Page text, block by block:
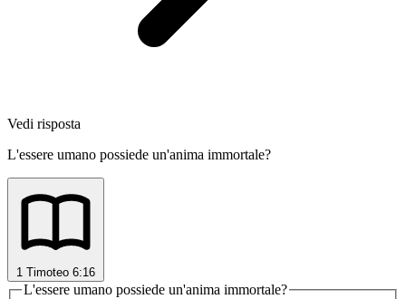
Vedi risposta
L'essere umano possiede un'anima immortale?
1 Timoteo 6:16
L'essere umano possiede un'anima immortale?